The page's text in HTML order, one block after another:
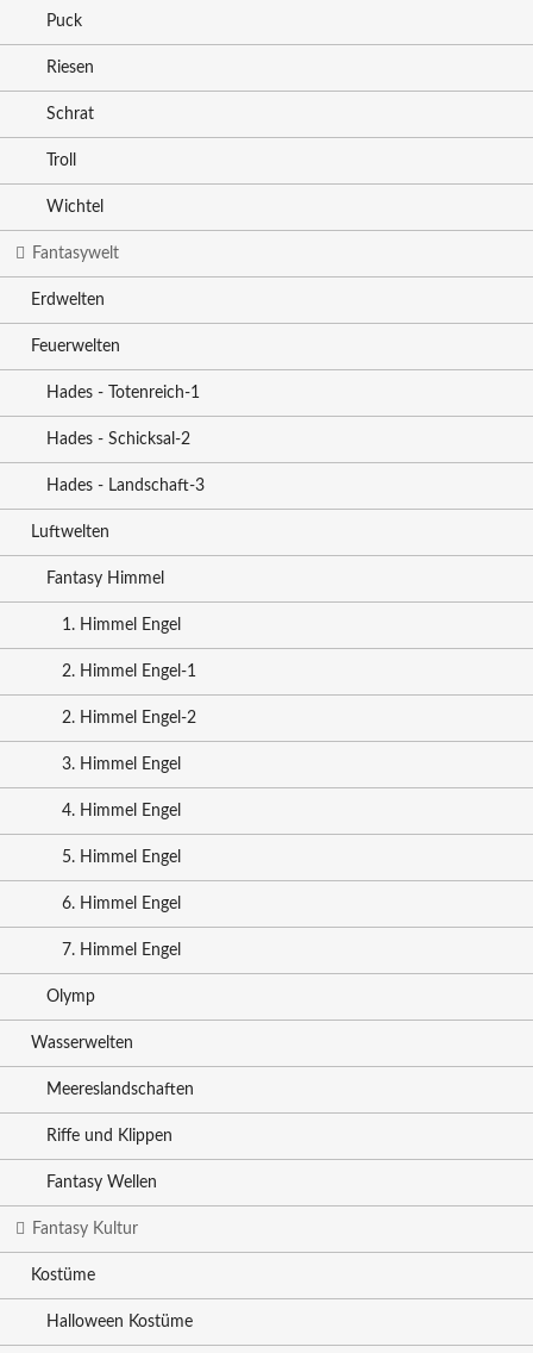
Puck
Riesen
Schrat
Troll
Wichtel
Fantasywelt
Erdwelten
Feuerwelten
Hades - Totenreich-1
Hades - Schicksal-2
Hades - Landschaft-3
Luftwelten
Fantasy Himmel
1. Himmel Engel
2. Himmel Engel-1
2. Himmel Engel-2
3. Himmel Engel
4. Himmel Engel
5. Himmel Engel
6. Himmel Engel
7. Himmel Engel
Olymp
Wasserwelten
Meereslandschaften
Riffe und Klippen
Fantasy Wellen
Fantasy Kultur
Kostüme
Halloween Kostüme